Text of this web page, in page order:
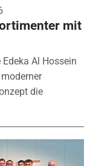
mit
Edeka Al Hossein
die